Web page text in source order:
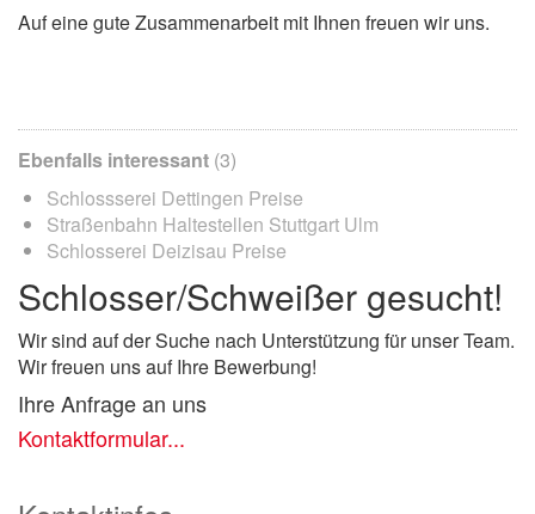
Auf eine gute Zusammenarbeit mit Ihnen freuen wir uns.
Ebenfalls interessant (3)
Schlossserei Dettingen Preise
Straßenbahn Haltestellen Stuttgart Ulm
Schlosserei Deizisau Preise
Schlosser/Schweißer gesucht!
Wir sind auf der Suche nach Unterstützung für unser Team.
Wir freuen uns auf Ihre Bewerbung!
Ihre Anfrage an uns
Kontaktformular...